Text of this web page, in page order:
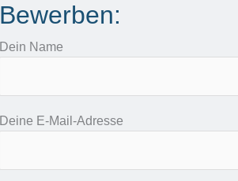
Bewerben:
Dein Name
Deine E-Mail-Adresse